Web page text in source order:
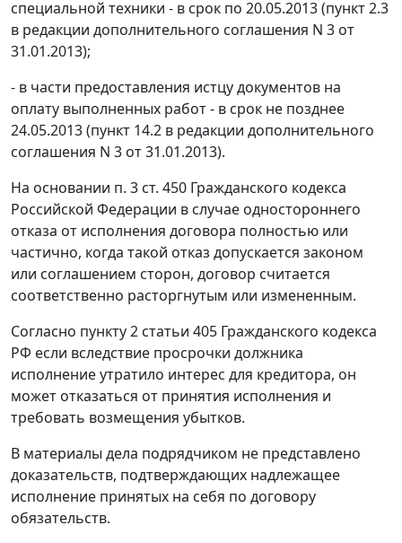
специальной техники - в срок по 20.05.2013 (пункт 2.3
в редакции дополнительного соглашения N 3 от
31.01.2013);
- в части предоставления истцу документов на
оплату выполненных работ - в срок не позднее
24.05.2013 (пункт 14.2 в редакции дополнительного
соглашения N 3 от 31.01.2013).
На основании п. 3 ст. 450 Гражданского кодекса
Российской Федерации в случае одностороннего
отказа от исполнения договора полностью или
частично, когда такой отказ допускается законом
или соглашением сторон, договор считается
соответственно расторгнутым или измененным.
Согласно пункту 2 статьи 405 Гражданского кодекса
РФ если вследствие просрочки должника
исполнение утратило интерес для кредитора, он
может отказаться от принятия исполнения и
требовать возмещения убытков.
В материалы дела подрядчиком не представлено
доказательств, подтверждающих надлежащее
исполнение принятых на себя по договору
обязательств.